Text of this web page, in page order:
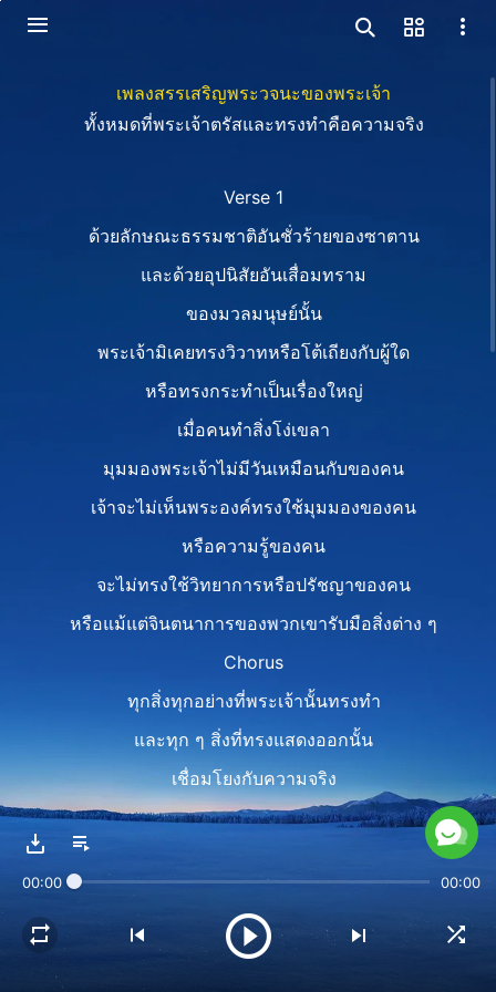
เพลงสรรเสริญพระวจนะของพระเจ้า
ทั้งหมดที่พระเจ้าตรัสและทรงทำคือความจริง
Verse 1
ด้วยลักษณะธรรมชาติอันชั่วร้ายของซาตาน
และด้วยอุปนิสัยอันเสื่อมทราม
ของมวลมนุษย์นั้น
พระเจ้ามิเคยทรงวิวาทหรือโต้เถียงกับผู้ใด
หรือทรงกระทำเป็นเรื่องใหญ่
เมื่อคนทำสิ่งโง่เขลา
มุมมองพระเจ้าไม่มีวันเหมือนกับของคน
เจ้าจะไม่เห็นพระองค์ทรงใช้มุมมองของคน
หรือความรู้ของคน
จะไม่ทรงใช้วิทยาการหรือปรัชญาของคน
หรือแม้แต่จินตนาการของพวกเขารับมือสิ่งต่าง ๆ
Chorus
ทุกสิ่งทุกอย่างที่พระเจ้านั้นทรงทำ
และทุก ๆ สิ่งที่ทรงแสดงออกนั้น
เชื่อมโยงกับความจริง
ทุกพระวจนะที่เคยตรัส
Verse 2
00:00 00:00